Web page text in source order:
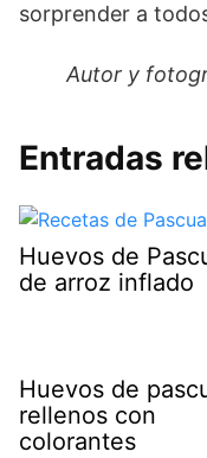
sorprender a
Autor y
Entradas
Huevos de
de arroz inflado
Huevos de
rellenos con
colorantes